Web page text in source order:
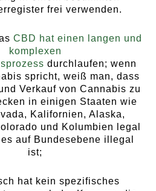
frei verwenden.
CBD hat einen langen und
komplexen
durchlaufen; wenn
spricht, weiß man, dass
Verkauf von Cannabis zu
in einigen Staaten wie
Kalifornien, Alaska,
und Kolumbien legal
auf Bundesebene illegal
ist;
hat kein spezifisches